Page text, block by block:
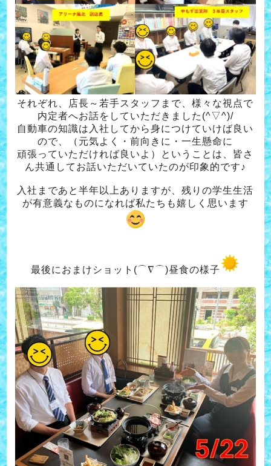
それぞれ、店長～若手スタッフまで、様々な視点で
内定者へお話をしていただきました(^▽^)/
自動車の知識は入社してから身につけていけば良い
ので、（元気よく・前向きに・一生懸命に
頑張っていただければ良いよ）ということは、皆さ
ん共通してお話いただいていたのが印象的です♪
入社まであと半年以上ありますが、残りの学生生活
が有意義なものになれば私たちも嬉しく思います
最後におまけショット(⌒∇⌒)昼食の様子